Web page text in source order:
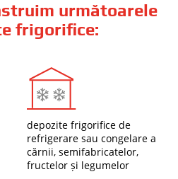
următoarele
frigorifice:
depozite frigorifice de
refrigerare sau congelare a
cărnii, semifabricatelor,
fructelor și legumelor